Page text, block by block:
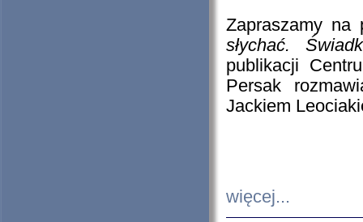
Zapraszamy
słychać.
publikacji
Persak
Jackiem
więcej...